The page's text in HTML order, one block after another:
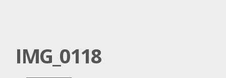
IMG_0118